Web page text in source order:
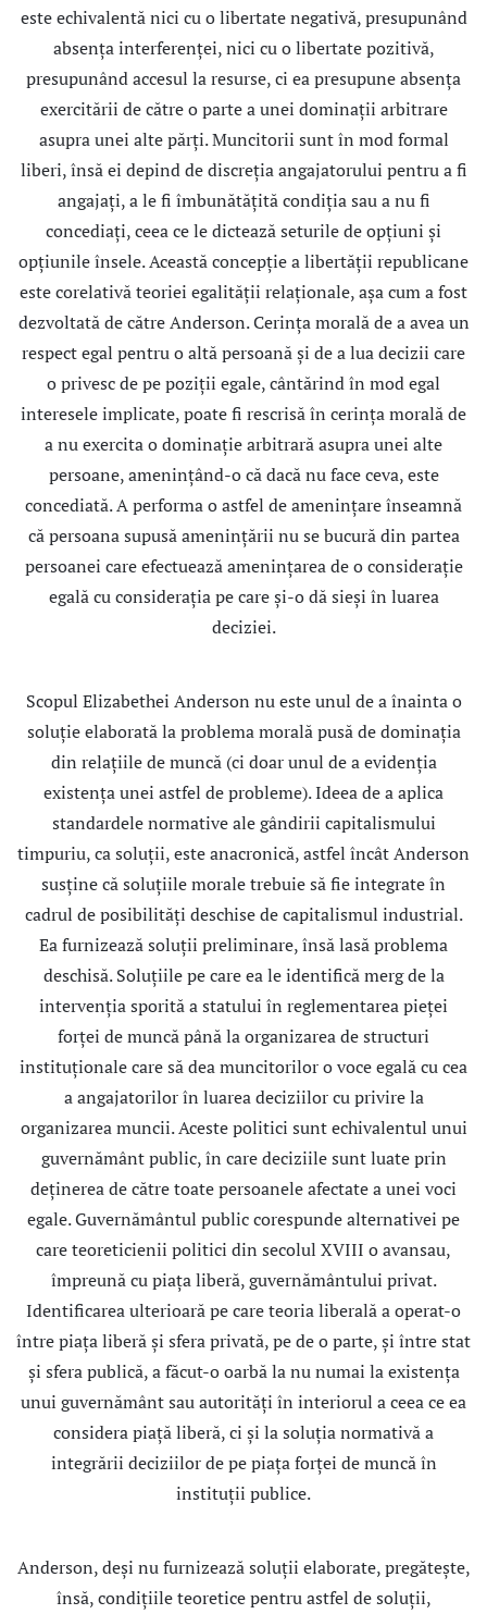
este echivalentă nici cu o libertate negativă, presupunând
absenţa interferenţei, nici cu o libertate pozitivă,
presupunând accesul la resurse, ci ea presupune absenţa
exercitării de către o parte a unei dominaţii arbitrare
asupra unei alte părţi. Muncitorii sunt în mod formal
liberi, însă ei depind de discreţia angajatorului pentru a fi
angajaţi, a le fi îmbunătăţită condiţia sau a nu fi
concediaţi, ceea ce le dictează seturile de opţiuni şi
opţiunile însele. Această concepţie a libertăţii republicane
este corelativă teoriei egalităţii relaţionale, aşa cum a fost
dezvoltată de către Anderson. Cerinţa morală de a avea un
respect egal pentru o altă persoană şi de a lua decizii care
o privesc de pe poziţii egale, cântărind în mod egal
interesele implicate, poate fi rescrisă în cerinţa morală de
a nu exercita o dominaţie arbitrară asupra unei alte
persoane, ameninţând-o că dacă nu face ceva, este
concediată. A performa o astfel de ameninţare înseamnă
că persoana supusă ameninţării nu se bucură din partea
persoanei care efectuează ameninţarea de o consideraţie
egală cu consideraţia pe care şi-o dă sieşi în luarea
deciziei.
Scopul Elizabethei Anderson nu este unul de a înainta o
soluţie elaborată la problema morală pusă de dominaţia
din relaţiile de muncă (ci doar unul de a evidenţia
existenţa unei astfel de probleme). Ideea de a aplica
standardele normative ale gândirii capitalismului
timpuriu, ca soluţii, este anacronică, astfel încât Anderson
susţine că soluţiile morale trebuie să fie integrate în
cadrul de posibilităţi deschise de capitalismul industrial.
Ea furnizează soluţii preliminare, însă lasă problema
deschisă. Soluţiile pe care ea le identifică merg de la
intervenţia sporită a statului în reglementarea pieţei
forţei de muncă până la organizarea de structuri
instituţionale care să dea muncitorilor o voce egală cu cea
a angajatorilor în luarea deciziilor cu privire la
organizarea muncii. Aceste politici sunt echivalentul unui
guvernământ public, în care deciziile sunt luate prin
deţinerea de către toate persoanele afectate a unei voci
egale. Guvernământul public corespunde alternativei pe
care teoreticienii politici din secolul XVIII o avansau,
împreună cu piaţa liberă, guvernământului privat.
Identificarea ulterioară pe care teoria liberală a operat-o
între piaţa liberă şi sfera privată, pe de o parte, şi între stat
şi sfera publică, a făcut-o oarbă la nu numai la existenţa
unui guvernământ sau autorităţi în interiorul a ceea ce ea
considera piaţă liberă, ci şi la soluţia normativă a
integrării deciziilor de pe piaţa forţei de muncă în
instituţii publice.
Anderson, deşi nu furnizează soluţii elaborate, pregăteşte,
însă, condiţiile teoretice pentru astfel de soluţii,